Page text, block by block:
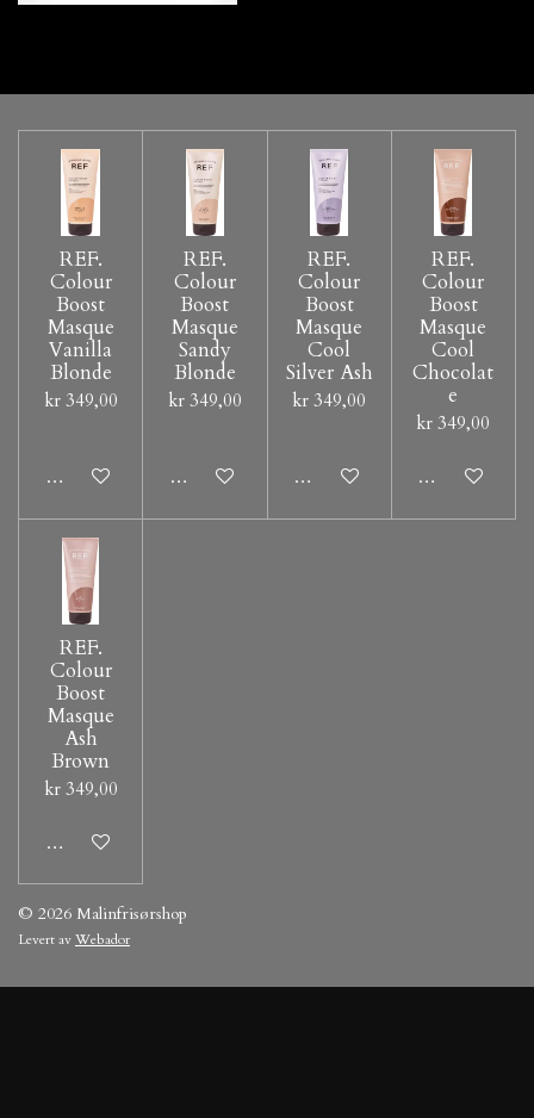
REF.
Colour
Boost
Masque
Vanilla
Blonde
kr 349,00
Legg til handlevogn
REF.
Colour
Boost
Masque
Sandy
Blonde
kr 349,00
Legg til handlevogn
REF.
Colour
Boost
Masque
Cool
Silver Ash
kr 349,00
Legg til handlevogn
REF.
Colour
Boost
Masque
Cool
Chocolat
e
kr 349,00
Legg til
REF.
Colour
Boost
Masque
Ash
Brown
kr 349,00
Legg til handlevogn
© 2026 Malinfrisørshop
Levert avWebador